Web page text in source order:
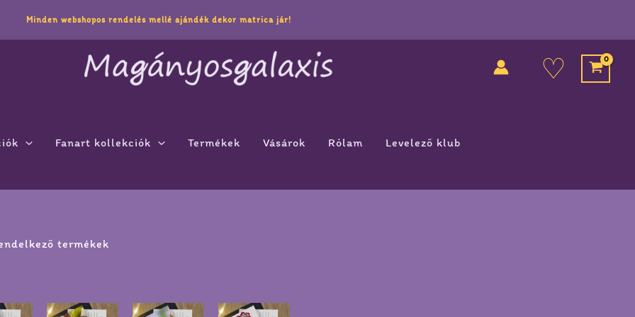
Minden webshopos rendelés mellé ajándék dekor matrica jár!
♡
Fanart kollekciók Termékek Vásárok Rólam Levelező klub
termékek
Ennek
Ennek
Ennek